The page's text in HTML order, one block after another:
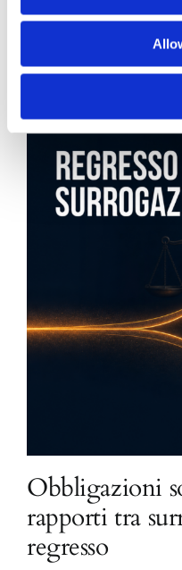
Roberto De Gaetano
Obbligazioni
rapporti tra
regresso